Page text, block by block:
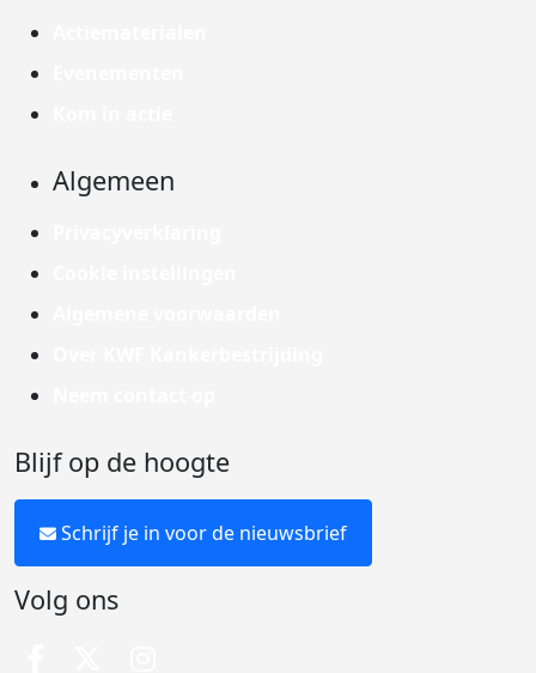
Algemeen
Blijf op de hoogte
Schrijf je in voor de nieuwsbrief
Volg ons